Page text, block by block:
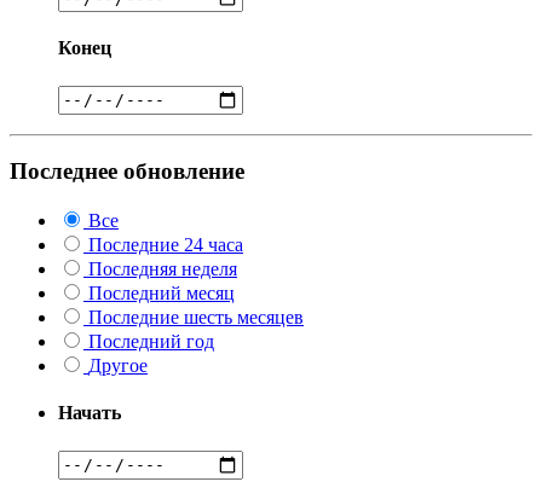
Конец
Последнее обновление
Все
Последние 24 часа
Последняя неделя
Последний месяц
Последние шесть месяцев
Последний год
Другое
Начать